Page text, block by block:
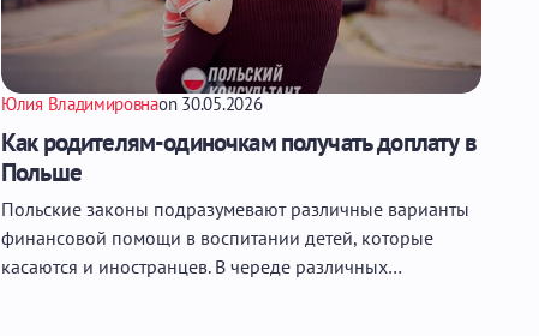
Юлия Владимировнаon 30.05.2026
Как родителям-одиночкам получать доплату в
Польше
Польские законы подразумевают различные варианты
финансовой помощи в воспитании детей, которые
касаются и иностранцев. В череде различных…